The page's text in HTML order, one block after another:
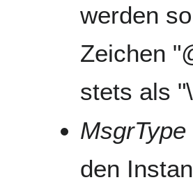
werden
Zeichen
stets als
MsgrType
den